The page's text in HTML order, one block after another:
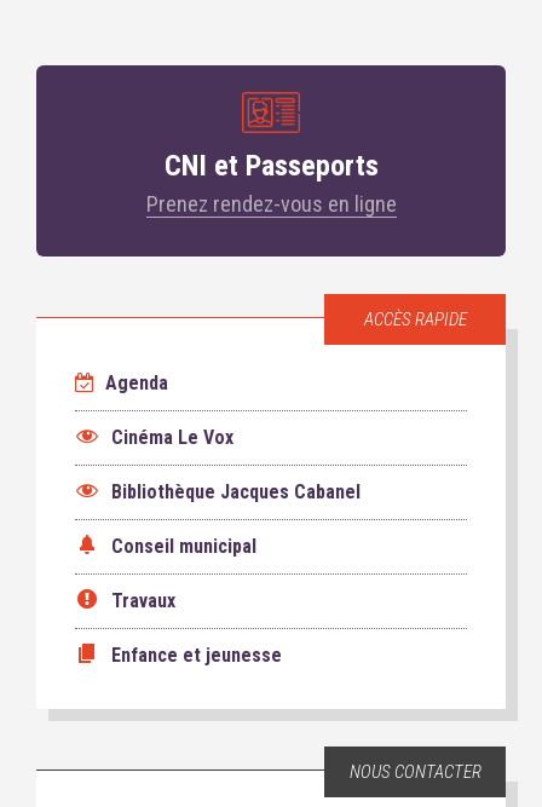
CNI et Passeports
Prenez rendez-vous en ligne
ACCÈS RAPIDE
Agenda
Cinéma Le Vox
Bibliothèque Jacques Cabanel
Conseil municipal
Travaux
Enfance et jeunesse
NOUS CONTACTER